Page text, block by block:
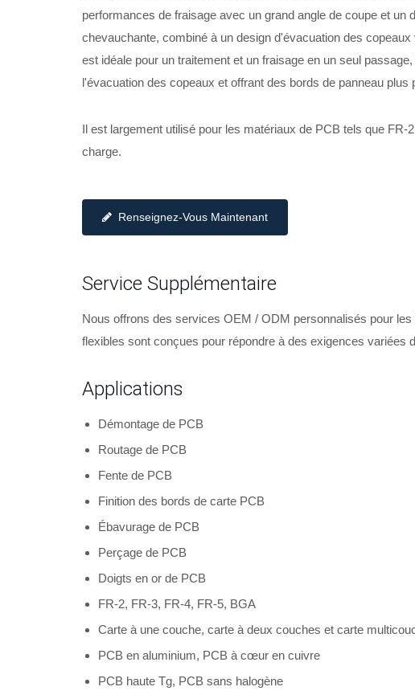
Fabricant de bit de fraiseuse à coupe descendante avec
performances de fraisage avec un grand angle de coupe et un
chevauchante, combiné à un design d'évacuation des
est idéale pour un traitement et un fraisage en un seul
l'évacuation des copeaux et offrant des bords de panneau
Il est largement utilisé pour les matériaux de PCB tels que
charge.
Renseignez-Vous Maintenant
Service Supplémentaire
Nous offrons des services OEM / ODM personnalisés pour
flexibles sont conçues pour répondre à des exigences
Applications
Démontage de PCB
Routage de PCB
Fente de PCB
Finition des bords de carte PCB
Ébavurage de PCB
Perçage de PCB
Doigts en or de PCB
FR-2, FR-3, FR-4, FR-5, BGA
Carte à une couche, carte à deux couches et carte
PCB en aluminium, PCB à cœur en cuivre
PCB haute Tg, PCB sans halogène